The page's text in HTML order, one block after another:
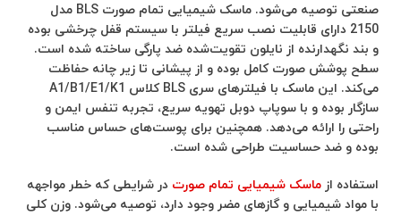
صنعتی توصیه می‌شود. ماسک شیمیایی تمام صورت BLS مدل
2150 دارای قابلیت نصب سریع فیلتر با سیستم قفل چرخشی بوده
و بند نگهدارنده از نایلون تقویت‌شده ضد پارگی ساخته شده است.
سطح پوشش صورت کامل بوده و از پیشانی تا زیر چانه حفاظت
می‌کند. این ماسک با فیلترهای سری BLS کلاس A1/B1/E1/K1
سازگار بوده و با سوپاپ دوبل تهویه سریع، تجربه تنفس ایمن و
راحتی را ارائه می‌دهد. همچنین برای پوست‌های حساس مناسب
بوده و ضد حساسیت طراحی شده است.
استفاده از ماسک شیمیایی تمام صورت در شرایطی که خطر مواجهه
با مواد شیمیایی و گازهای مضر وجود دارد، توصیه می‌شود. وزن کلی